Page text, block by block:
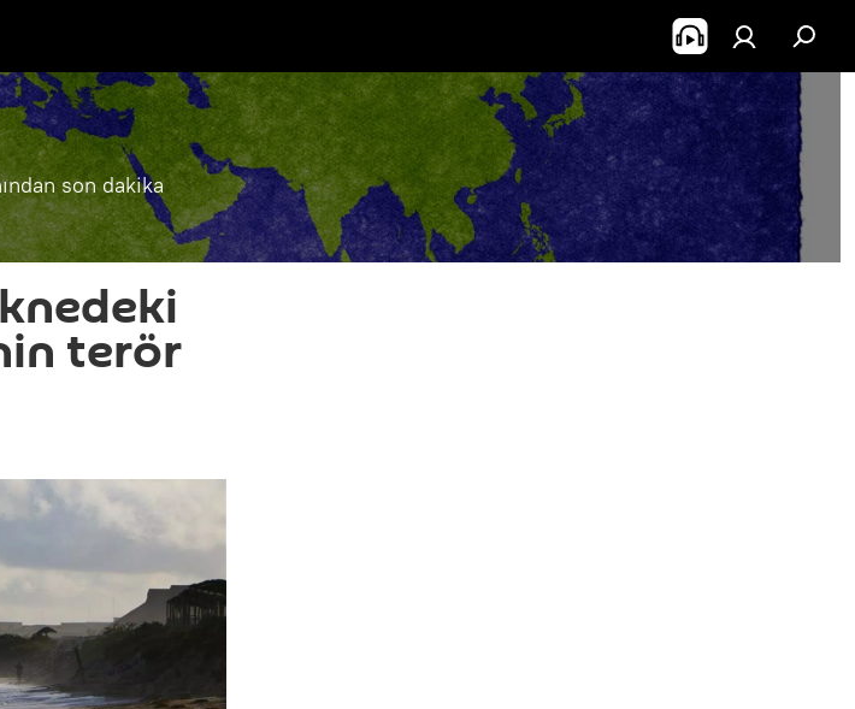
son dakika
terör